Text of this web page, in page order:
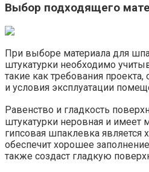
Выбор подходящего
При выборе материала для
штукатурки необходимо
такие как требования
и условия эксплуатации
Равенство и гладкость
штукатурки неровная и имеет
гипсовая шпаклевка
обеспечит хорошее
также создаст гладкую